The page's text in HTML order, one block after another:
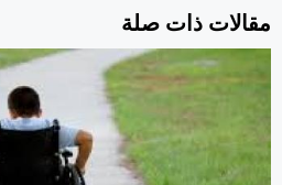
مقالات ذات صلة